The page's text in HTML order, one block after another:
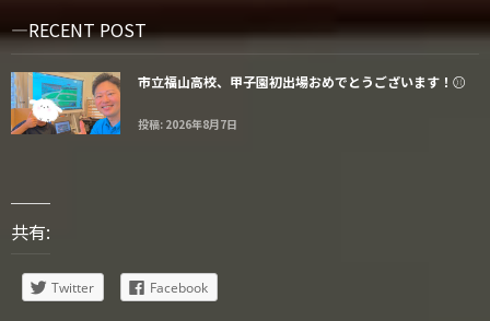
RECENT POST
市立福山高校、甲子園初出場おめでとうございます！⚾️
投稿: 2026年8月7日
共有:
Twitter Facebook